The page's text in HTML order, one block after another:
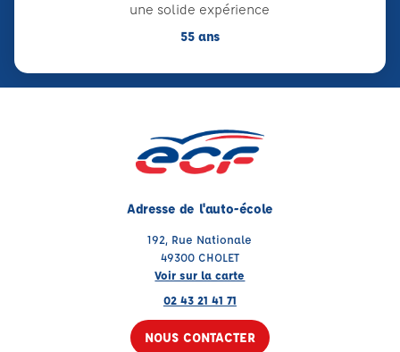
une solide expérience
55 ans
Adresse de l'auto-école
192, Rue Nationale
49300 CHOLET
Voir sur la carte
02 43 21 41 71
NOUS CONTACTER